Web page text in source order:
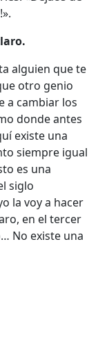
alguien que te
otro genio
a cambiar los
donde antes
existe una
siempre igual
es una
siglo
la voy a hacer
en el tercer
No existe una